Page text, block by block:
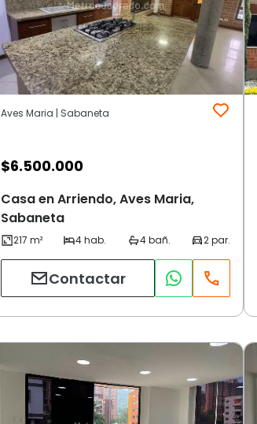
Aves Maria | Sabaneta
$6.500.000
Casa en Arriendo, Aves Maria,
Sabaneta
Contactar